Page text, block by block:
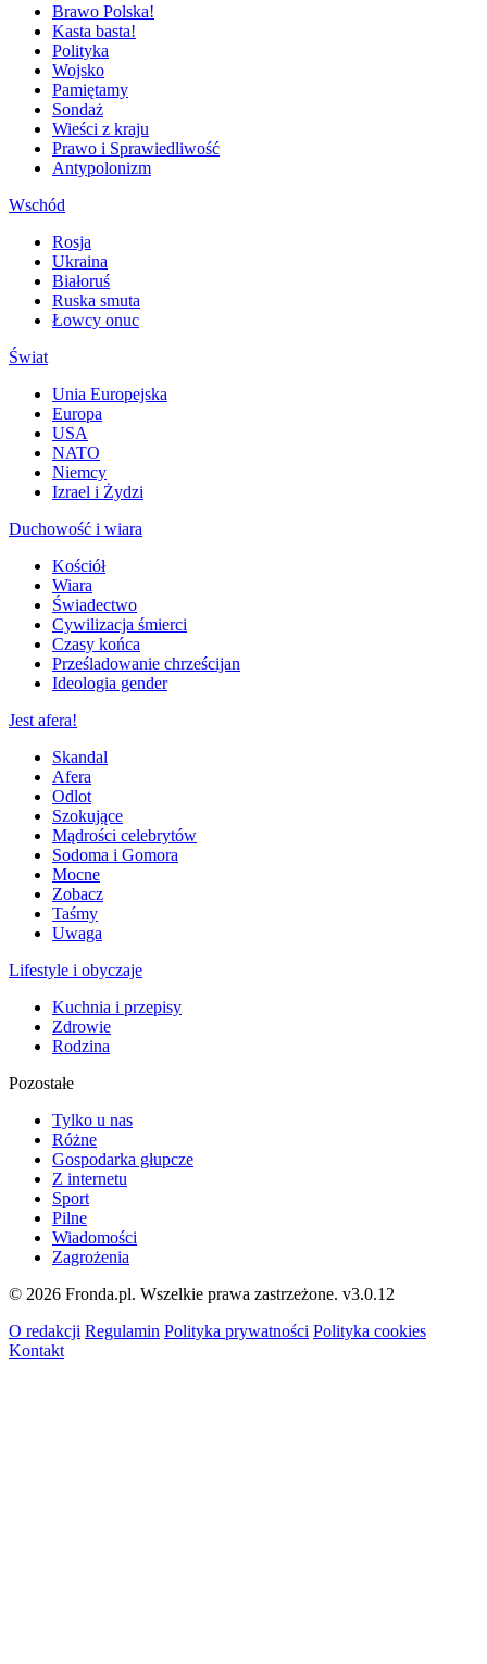
Brawo Polska!
Kasta basta!
Polityka
Wojsko
Pamiętamy
Sondaż
Wieści z kraju
Prawo i Sprawiedliwość
Antypolonizm
Wschód
Rosja
Ukraina
Białoruś
Ruska smuta
Łowcy onuc
Świat
Unia Europejska
Europa
USA
NATO
Niemcy
Izrael i Żydzi
Duchowość i wiara
Kościół
Wiara
Świadectwo
Cywilizacja śmierci
Czasy końca
Prześladowanie chrześcijan
Ideologia gender
Jest afera!
Skandal
Afera
Odlot
Szokujące
Mądrości celebrytów
Sodoma i Gomora
Mocne
Zobacz
Taśmy
Uwaga
Lifestyle i obyczaje
Kuchnia i przepisy
Zdrowie
Rodzina
Pozostałe
Tylko u nas
Różne
Gospodarka głupcze
Z internetu
Sport
Pilne
Wiadomości
Zagrożenia
© 2026 Fronda.pl. Wszelkie prawa zastrzeżone. v3.0.12
O redakcji Regulamin Polityka prywatności Polityka cookies
Kontakt